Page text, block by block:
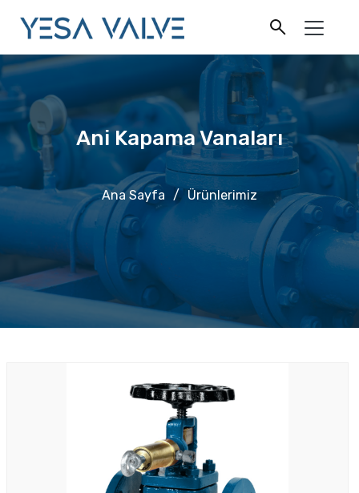
Ani Kapama Vanaları
Ana Sayfa / Ürünlerimiz